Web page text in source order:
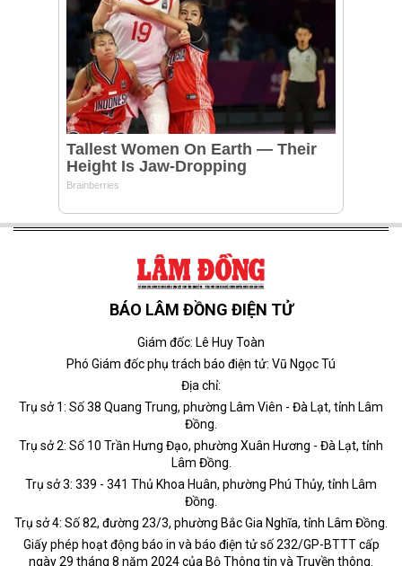
BÁO LÂM ĐỒNG ĐIỆN TỬ
Giám đốc: Lê Huy Toàn
Phó Giám đốc phụ trách báo điện tử: Vũ Ngọc Tú
Địa chỉ:
Trụ sở 1: Số 38 Quang Trung, phường Lâm Viên - Đà Lạt, tỉnh Lâm
Đồng.
Trụ sở 2: Số 10 Trần Hưng Đạo, phường Xuân Hương - Đà Lạt, tỉnh
Lâm Đồng.
Trụ sở 3: 339 - 341 Thủ Khoa Huân, phường Phú Thủy, tỉnh Lâm
Đồng.
Trụ sở 4: Số 82, đường 23/3, phường Bắc Gia Nghĩa, tỉnh Lâm Đồng.
Giấy phép hoạt động báo in và báo điện tử số 232/GP-BTTT cấp
ngày 29 tháng 8 năm 2024 của Bộ Thông tin và Truyền thông.